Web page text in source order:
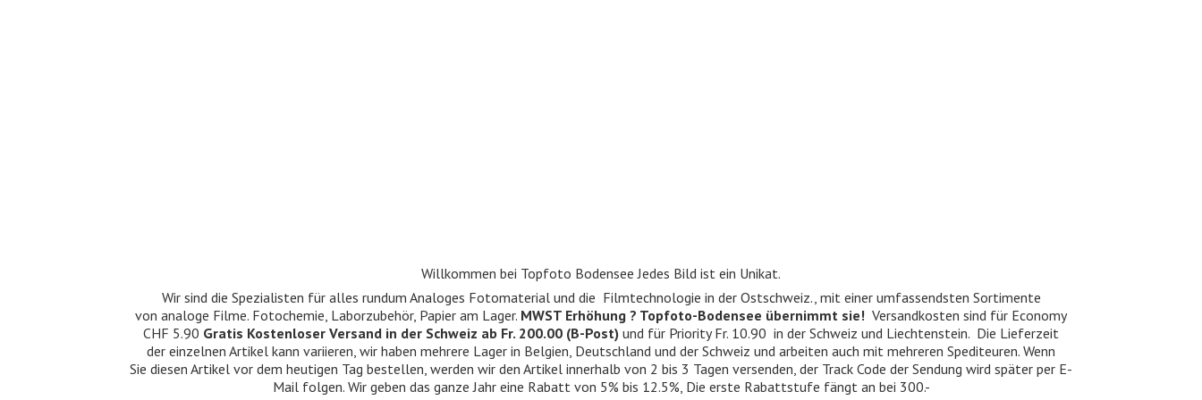
Willkommen bei Topfoto Bodensee Jedes Bild ist ein Unikat.
Wir sind die Spezialisten für alles rundum Analoges Fotomaterial und die Filmtechnologie in der Ostschweiz., mit einer umfassendsten Sortimente
von analoge Filme. Fotochemie, Laborzubehör, Papier am Lager. MWST Erhöhung ? Topfoto-Bodensee übernimmt sie! Versandkosten sind für Economy
CHF 5.90 Gratis Kostenloser Versand in der Schweiz ab Fr. 200.00 (B-Post) und für Priority Fr. 10.90 in der Schweiz und Liechtenstein. Die Lieferzeit
der einzelnen Artikel kann variieren, wir haben mehrere Lager in Belgien, Deutschland und der Schweiz und arbeiten auch mit mehreren Spediteuren. Wenn
Sie diesen Artikel vor dem heutigen Tag bestellen, werden wir den Artikel innerhalb von 2 bis 3 Tagen versenden, der Track Code der Sendung wird später per E-
Mail folgen. Wir geben das ganze Jahr eine Rabatt von 5% bis 12.5%, Die erste Rabattstufe fängt an bei 300.-